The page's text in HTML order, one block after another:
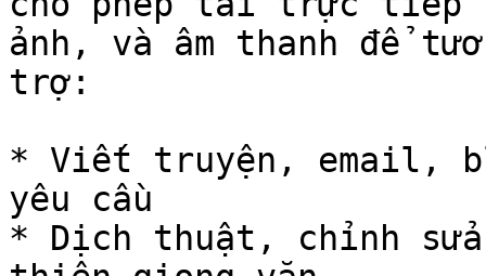
ảnh, và âm thanh để
trợ:
* Viết truyện, email,
yêu cầu
* Dịch thuật, chỉnh